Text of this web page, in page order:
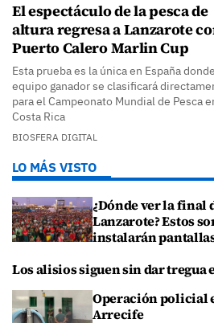
El espectáculo de la pesca de
altura regresa a Lanzarote
Puerto Calero Marlin Cup
Esta prueba es la única en España
equipo ganador se clasificará
para el Campeonato Mundial de Pesca
Costa Rica
BIOSFERA DIGITAL
LO MÁS VISTO
¿Dónde ver la final
Lanzarote? Estos
instalarán
Los alisios siguen sin dar tregua
Operación policial
Arrecife